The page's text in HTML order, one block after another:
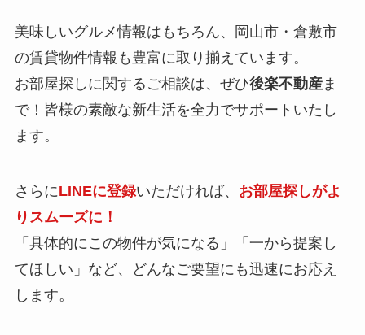
美味しいグルメ情報はもちろん、岡山市・倉敷市
の賃貸物件情報も豊富に取り揃えています。
お部屋探しに関するご相談は、ぜひ後楽不動産ま
で！皆様の素敵な新生活を全力でサポートいたし
ます。
さらにLINEに登録いただければ、 お部屋探しがよ
りスムーズに！
「具体的にこの物件が気になる」「一から提案し
てほしい」など、どんなご要望にも迅速にお応え
します。